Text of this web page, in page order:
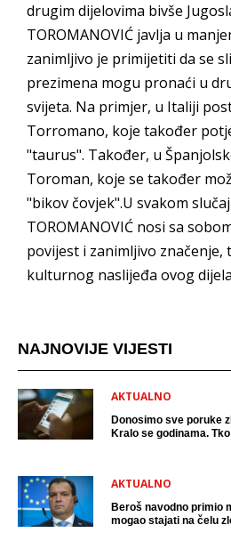
drugim dijelovima bivše
TOROMANOVIĆ javlja u
zanimljivo je primijetiti da se
prezimena mogu pronaći u
svijeta. Na primjer, u Italiji
Torromano, koje također
"taurus". Također, u
Toroman, koje se također
"bikov čovjek".U svakom
TOROMANOVIĆ nosi sa
povijest i zanimljivo značenje,
kulturnog naslijeđa ovog
NAJNOVIJE VIJESTI
AKTUALNO
Donosimo sve poruke
Kralo se godinama.
AKTUALNO
Beroš navodno primio
mogao stajati na čelu